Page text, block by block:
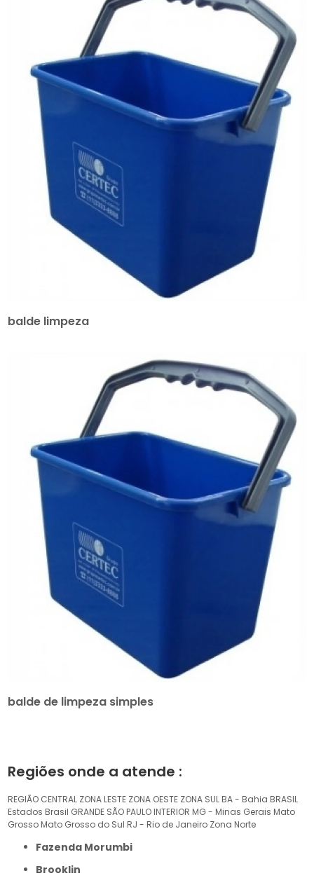
balde limpeza
balde de limpeza simples
Regiões onde a atende :
REGIÃO CENTRAL ZONA LESTE ZONA OESTE ZONA SUL BA - Bahia BRASIL
Estados Brasil GRANDE SÃO PAULO INTERIOR MG - Minas Gerais Mato
Grosso Mato Grosso do Sul RJ - Rio de Janeiro Zona Norte
Fazenda Morumbi
Brooklin